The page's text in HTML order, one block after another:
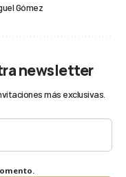
Gómez
newsletter
más exclusivas.